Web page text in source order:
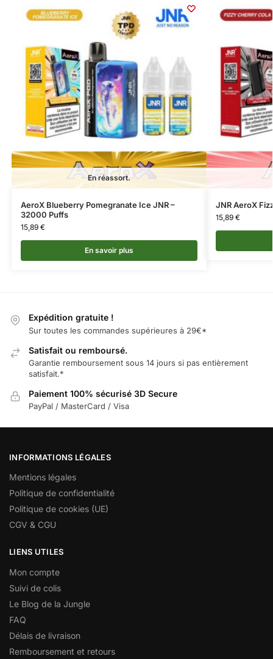
En réassort.
AeroX Blueberry Pomegranate Ice JNR –
32000 Puffs
15,89 €
En savoir plus
JNR AeroX
15,89 €
Expédition gratuite !
Sur toutes les commandes supérieures à 29€*
Satisfait ou remboursé.
Garantie remboursement sous 14 jours si pas entièrement
satisfait.*
Paiement 100% sécurisé 3D Secure
PayPal / MasterCard / Visa
INFORMATIONS LÉGALES
Mentions légales
Politique de confidentialité
Politique de cookies (UE)
CGV & CGU
LIENS UTILES
Mon compte
Suivi de colis
Le Blog de la Jungle
FAQ
Délais de livraison
Remboursement et retours